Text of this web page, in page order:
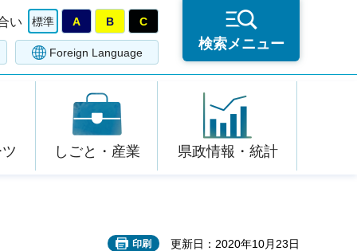
い 標準 A B C
Foreign Language
検索メニュー
しごと・産業 県政情報・統計
印刷 更新日：2020年10月23日